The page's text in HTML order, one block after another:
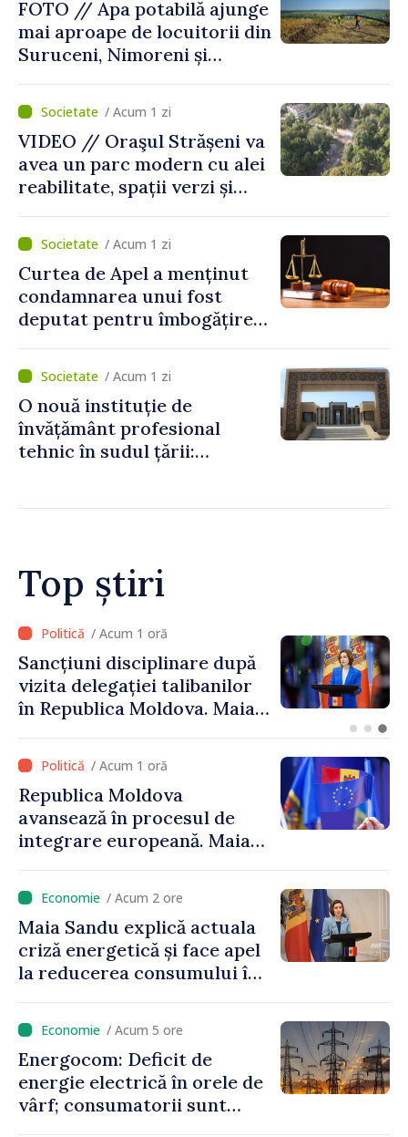
FOTO // Apa potabilă ajunge
mai aproape de locuitorii din
Suruceni, Nimoreni și
/ Acum 1 zi
VIDEO // Oraşul Strășeni va
avea un parc modern cu alei
reabilitate, spații verzi și
/ Acum 1 zi
Curtea de Apel a menținut
condamnarea unui fost
deputat pentru îmbogățire
statului peste 2,4 milioane
de lei
/ Acum 1 zi
O nouă instituție de
învățământ profesional
tehnic în sudul țării:
Top știri
/ Acum 8 minute
Adunarea Populară a
Găgăuziei trebuie să aibă un
mandat deplin. Președinta
libere și corecte””
/ Acum 1 oră
Republica Moldova
avansează în procesul de
integrare europeană. Maia
niciun stat”
/ Acum 2 ore
Maia Sandu explică actuala
criză energetică și face apel
la reducerea consumului în
putem menține prețurile la
un nivel mai mic”
/ Acum 5 ore
Energocom: Deficit de
energie electrică în orele de
vârf; consumatorii sunt